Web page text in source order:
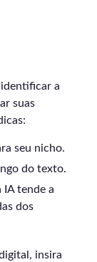
a
suas
seu nicho.
do texto.
IA tende a
dos
insira